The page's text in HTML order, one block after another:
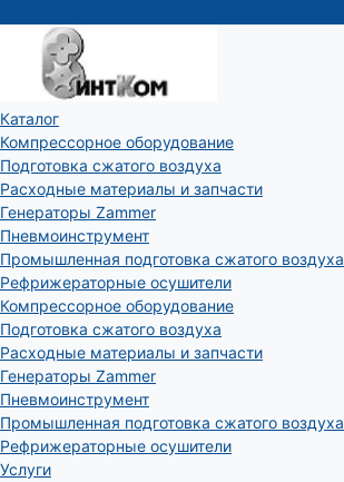
Каталог
Компрессорное оборудование
Подготовка сжатого воздуха
Расходные материалы и запчасти
Генераторы Zammer
Пневмоинструмент
Промышленная подготовка сжатого воздуха
Рефрижераторные осушители
Компрессорное оборудование
Подготовка сжатого воздуха
Расходные материалы и запчасти
Генераторы Zammer
Пневмоинструмент
Промышленная подготовка сжатого воздуха
Рефрижераторные осушители
Услуги